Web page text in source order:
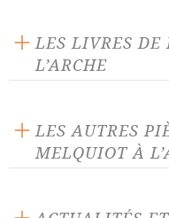
Langue source :
Nombre de
Nombre de
LES LIVRES
L’ARCHE
LES AUTRES
MELQUIOT À